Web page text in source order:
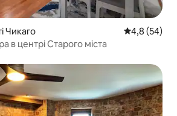
Чикаго Середня
4,8 (54)
в центрі Старого міста